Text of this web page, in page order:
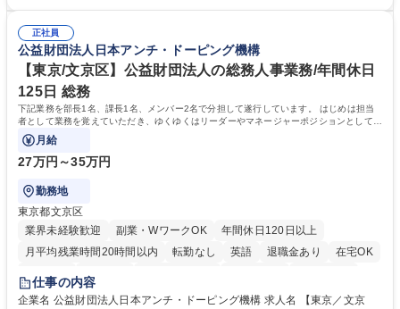
年休120日/デスクワーク中心で残業少なめ
整、資料作成、当日の運営サポート 学歴・資格 学歴：大学院 大学 語学
力： 資格：
正社員
公益財団法人日本アンチ・ドーピング機構
【東京/文京区】公益財団法人の総務人事業務/年間休日
125日 総務
下記業務を部長1名、課長1名、メンバー2名で分担して遂行しています。 はじめは担当
者として業務を覚えていただき、ゆくゆくはリーダーやマネージャーポジションとして活
躍いただくことを期待しています。
月給
27万円～35万円
勤務地
東京都文京区
業界未経験歓迎
副業・WワークOK
年間休日120日以上
月平均残業時間20時間以内
転勤なし 英語 退職金あり
在宅OK
賞与あり
育休あり
食事補助あり
仕事の内容
企業名 公益財団法人日本アンチ・ドーピング機構 求人名 【東京／文京